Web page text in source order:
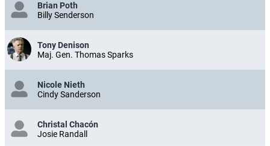
Brian Poth
Billy Senderson
Tony Denison
Maj. Gen. Thomas Sparks
Nicole Nieth
Cindy Sanderson
Christal Chacón
Josie Randall